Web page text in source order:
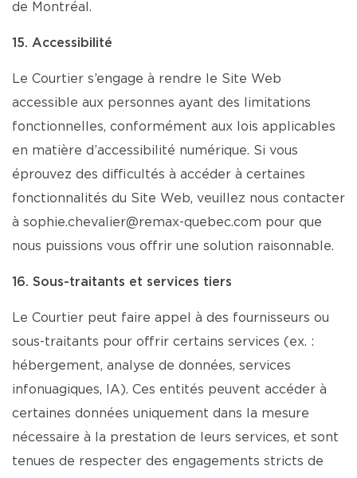
de Montréal.
15. Accessibilité
Le Courtier s’engage à rendre le Site Web
accessible aux personnes ayant des limitations
fonctionnelles, conformément aux lois applicables
en matière d’accessibilité numérique. Si vous
éprouvez des difficultés à accéder à certaines
fonctionnalités du Site Web, veuillez nous contacter
à sophie.chevalier@remax-quebec.com pour que
nous puissions vous offrir une solution raisonnable.
16. Sous-traitants et services tiers
Le Courtier peut faire appel à des fournisseurs ou
sous-traitants pour offrir certains services (ex. :
hébergement, analyse de données, services
infonuagiques, IA). Ces entités peuvent accéder à
certaines données uniquement dans la mesure
nécessaire à la prestation de leurs services, et sont
tenues de respecter des engagements stricts de